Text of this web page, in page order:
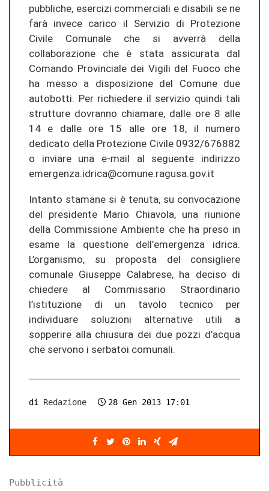
pubbliche, esercizi commerciali e disabili se ne
farà invece carico il Servizio di Protezione
Civile Comunale che si avverrà della
collaborazione che è stata assicurata dal
Comando Provinciale dei Vigili del Fuoco che
ha messo a disposizione del Comune due
autobotti. Per richiedere il servizio quindi tali
strutture dovranno chiamare, dalle ore 8 alle
14 e dalle ore 15 alle ore 18, il numero
dedicato della Protezione Civile 0932/676882
o inviare una e-mail al seguente indirizzo
emergenza.idrica@comune.ragusa.gov.it
Intanto stamane si è tenuta, su convocazione
del presidente Mario Chiavola, una riunione
della Commissione Ambiente che ha preso in
esame la questione dell’emergenza idrica.
L’organismo, su proposta del consigliere
comunale Giuseppe Calabrese, ha deciso di
chiedere al Commissario Straordinario
l’istituzione di un tavolo tecnico per
individuare soluzioni alternative utili a
sopperire alla chiusura dei due pozzi d’acqua
che servono i serbatoi comunali.
di Redazione 28 Gen 2013 17:01
Pubblicità